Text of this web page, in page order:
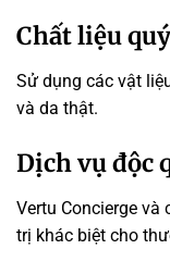
Chất liệu
Sử dụng các vật
và da thật.
Dịch vụ độc
Vertu Concierge và
trị khác biệt cho